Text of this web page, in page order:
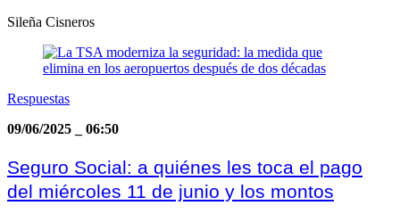
Sileña Cisneros
Respuestas
09/06/2025
06:50
Seguro Social: a quiénes les toca el pago
del miércoles 11 de junio y los montos